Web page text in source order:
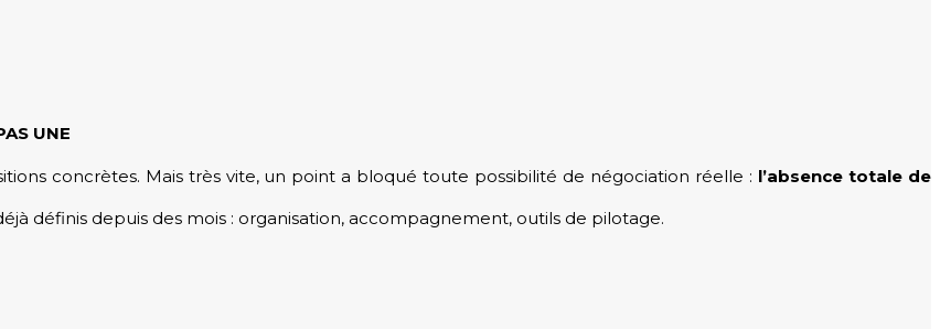
UNE
concrètes. Mais très vite, un point a bloqué toute possibilité de négociation réelle : l’absence totale de
définis depuis des mois : organisation, accompagnement, outils de pilotage.